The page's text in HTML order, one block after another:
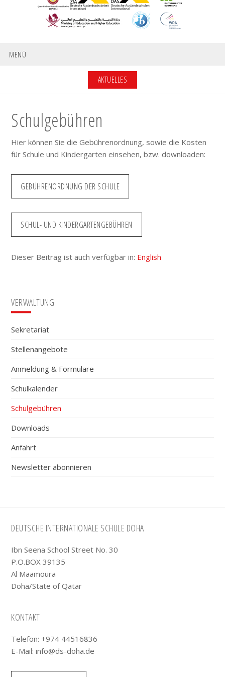
MENÜ
AKTUELLES
Schulgebühren
Hier können Sie die Gebührenordnung, sowie die Kosten
für Schule und Kindergarten einsehen, bzw. downloaden:
GEBÜHRENORDNUNG DER SCHULE
SCHUL- UND KINDERGARTENGEBÜHREN
Dieser Beitrag ist auch verfügbar in: English
Seitenspalte
VERWALTUNG
Sekretariat
Stellenangebote
Anmeldung & Formulare
Schulkalender
Schulgebühren
Downloads
Anfahrt
Newsletter abonnieren
Footer
DEUTSCHE INTERNATIONALE SCHULE DOHA
Ibn Seena School Street No. 30
P.O.BOX 39135
Al Maamoura
Doha/State of Qatar
KONTAKT
Telefon: +974 44516836
E-Mail:info@ds-doha.de